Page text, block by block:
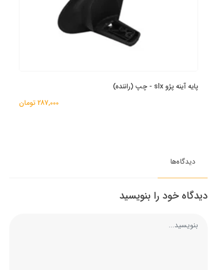
پایه آینه پژو slx - چپ (راننده)
287,000 تومان
دیدگاه‌ها
دیدگاه خود را بنویسید